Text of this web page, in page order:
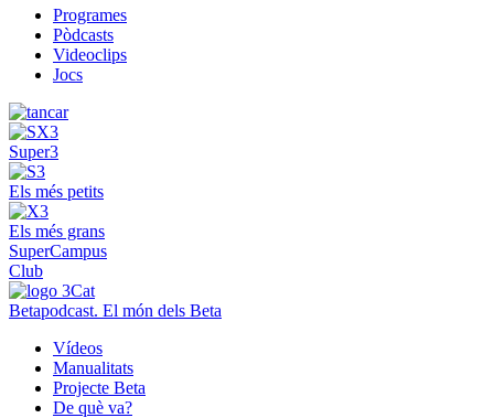
Programes
Pòdcasts
Videoclips
Jocs
Super3
Els més petits
Els més grans
SuperCampus
Club
Betapodcast. El món dels Beta
Vídeos
Manualitats
Projecte Beta
De què va?